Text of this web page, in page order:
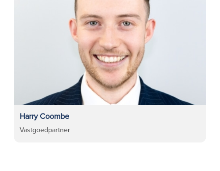
Harry Coombe
Vastgoedpartner